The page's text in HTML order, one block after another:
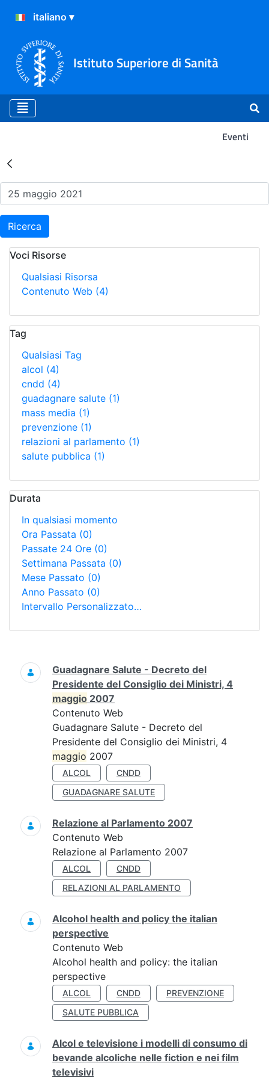
Istituto Superiore di Sanità
Eventi
Risultati della Ricerca -
Ricerca
Voci Risorse
Qualsiasi Risorsa
Contenuto Web (4)
Tag
Qualsiasi Tag
alcol (4)
cndd (4)
guadagnare salute (1)
mass media (1)
prevenzione (1)
relazioni al parlamento (1)
salute pubblica (1)
Durata
In qualsiasi momento
Ora Passata (0)
Passate 24 Ore (0)
Settimana Passata (0)
Mese Passato (0)
Anno Passato (0)
Intervallo Personalizzato…
Ricerca
Guadagnare Salute - Decreto del
Presidente del Consiglio dei Ministri, 4
maggio 2007
Contenuto Web
Guadagnare Salute - Decreto del
Presidente del Consiglio dei Ministri, 4
maggio 2007
ALCOL
CNDD
GUADAGNARE SALUTE
Relazione al Parlamento 2007
Contenuto Web
Relazione al Parlamento 2007
ALCOL
CNDD
RELAZIONI AL PARLAMENTO
Alcohol health and policy the italian
perspective
Contenuto Web
Alcohol health and policy: the italian
perspective
ALCOL CNDD
PREVENZIONE
SALUTE PUBBLICA
Alcol e televisione i modelli di consumo di
bevande alcoliche nelle fiction e nei film
televisivi